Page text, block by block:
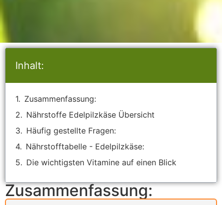
Inhalt:
Zusammenfassung:
Nährstoffe Edelpilzkäse Übersicht
Häufig gestellte Fragen:
Nährstofftabelle - Edelpilzkäse:
Die wichtigsten Vitamine auf einen Blick
Zusammenfassung: